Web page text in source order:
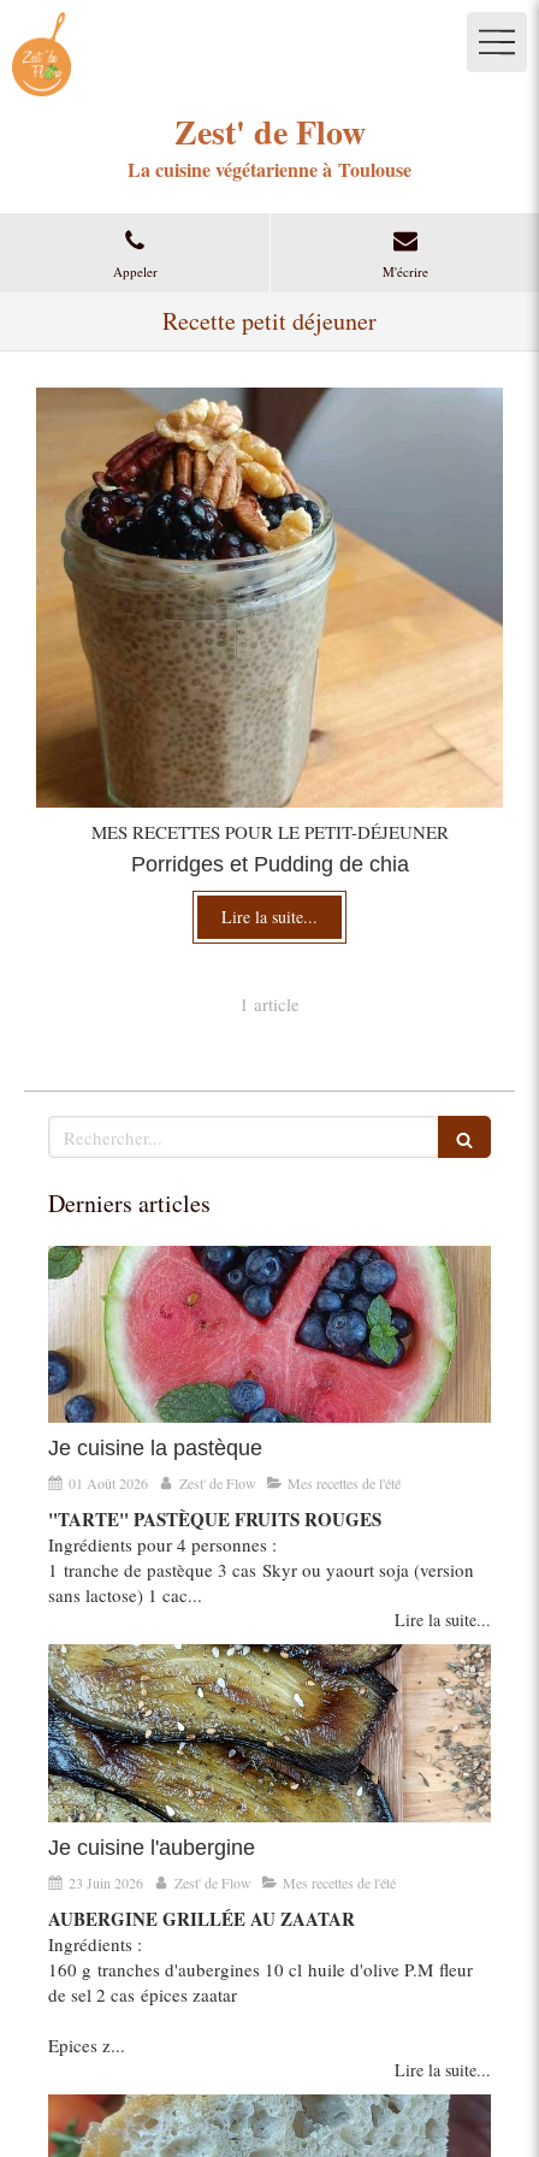
Zest' de Flow
La cuisine végétarienne à Toulouse
Appeler M'écrire
Recette petit déjeuner
MES RECETTES POUR LE PETIT-DÉJEUNER
Porridges et Pudding de chia
Lire la suite...
1 article
Rechercher
Derniers articles
Je cuisine la pastèque
01 Août 2026 Zest' de Flow Mes recettes de l'été
"TARTE" PASTÈQUE FRUITS ROUGES
Ingrédients pour 4 personnes :
1 tranche de pastèque 3 cas Skyr ou yaourt soja (version
sans lactose) 1 cac...
Lire la suite...
Je cuisine l'aubergine
23 Juin 2026 Zest' de Flow Mes recettes de l'été
AUBERGINE GRILLÉE AU ZAATAR
Ingrédients :
160 g tranches d'aubergines 10 cl huile d'olive P.M fleur
de sel 2 cas épices zaatar
Epices z...
Lire la suite...